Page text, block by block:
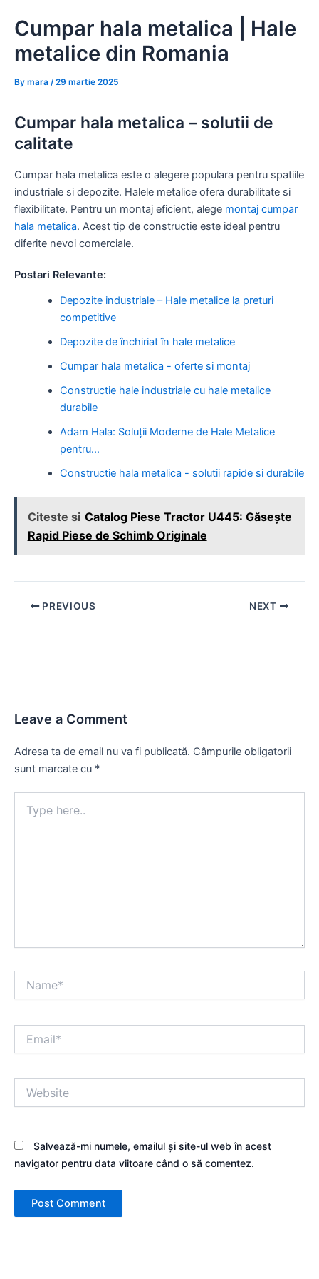
Cumpar hala metalica | Hale
metalice din Romania
By mara /29 martie 2025
Cumpar hala metalica – solutii de
calitate
Cumpar hala metalica este o alegere populara pentru spatiile
industriale si depozite. Halele metalice ofera durabilitate si
flexibilitate. Pentru un montaj eficient, alege montaj cumpar
hala metalica. Acest tip de constructie este ideal pentru
diferite nevoi comerciale.
Postari Relevante:
Depozite industriale – Hale metalice la preturi
competitive
Depozite de închiriat în hale metalice
Cumpar hala metalica - oferte si montaj
Constructie hale industriale cu hale metalice
durabile
Adam Hala: Soluții Moderne de Hale Metalice
pentru…
Constructie hala metalica - solutii rapide si durabile
Citeste si Catalog Piese Tractor U445: Găsește
Rapid Piese de Schimb Originale
Post PREVIOUS NEXT
Leave a Comment
Adresa ta de email nu va fi publicată. Câmpurile obligatorii
sunt marcate cu *
here..
Salvează-mi numele, emailul și site-ul web în acest
navigator pentru data viitoare când o să comentez.